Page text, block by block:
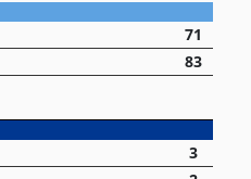
71
83
3